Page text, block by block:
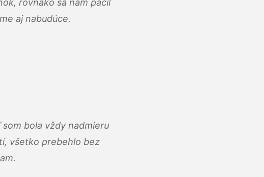
rovnako sa nám páčil
aj nabudúce.
bola vždy nadmieru
všetko prebehlo bez